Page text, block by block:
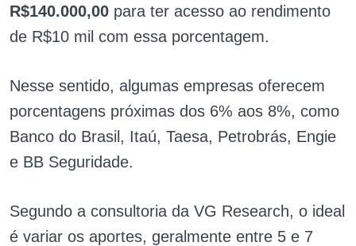
R$140.000,00 para ter acesso ao rendimento
de R$10 mil com essa porcentagem.
Nesse sentido, algumas empresas oferecem
porcentagens próximas dos 6% aos 8%, como
Banco do Brasil, Itaú, Taesa, Petrobrás, Engie
e BB Seguridade.
Segundo a consultoria da VG Research, o ideal
é variar os aportes, geralmente entre 5 e 7